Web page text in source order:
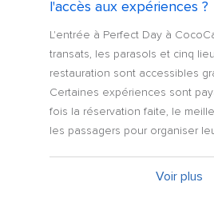
l'accès aux expériences ?
L'entrée à Perfect Day à
transats, les parasols et cinq
restauration sont accessibles
Certaines expériences sont
fois la réservation faite, le
les passagers pour organiser
Voir plus